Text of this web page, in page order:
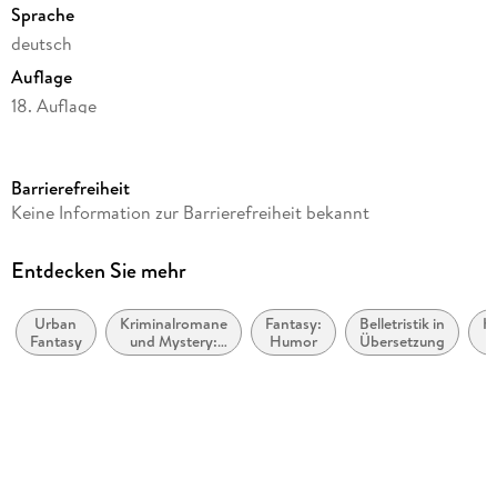
Sprache
deutsch
Auflage
18. Auflage
Reihe
Autor/Autorin
Übersetzung
Christine Blum
Barrierefreiheit
Keine Information zur Barrierefreiheit bekannt
Entdecken Sie mehr
Urban
Fantasy
Kriminalromane
und Mystery:
Humor
Fantasy:
Humor
Belletristik in
Übersetzung